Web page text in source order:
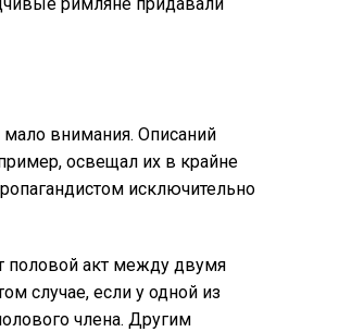
внимания. Описаний
освещал их в крайне
исключительно
половой акт между двумя
случае, если у одной из
члена. Другим